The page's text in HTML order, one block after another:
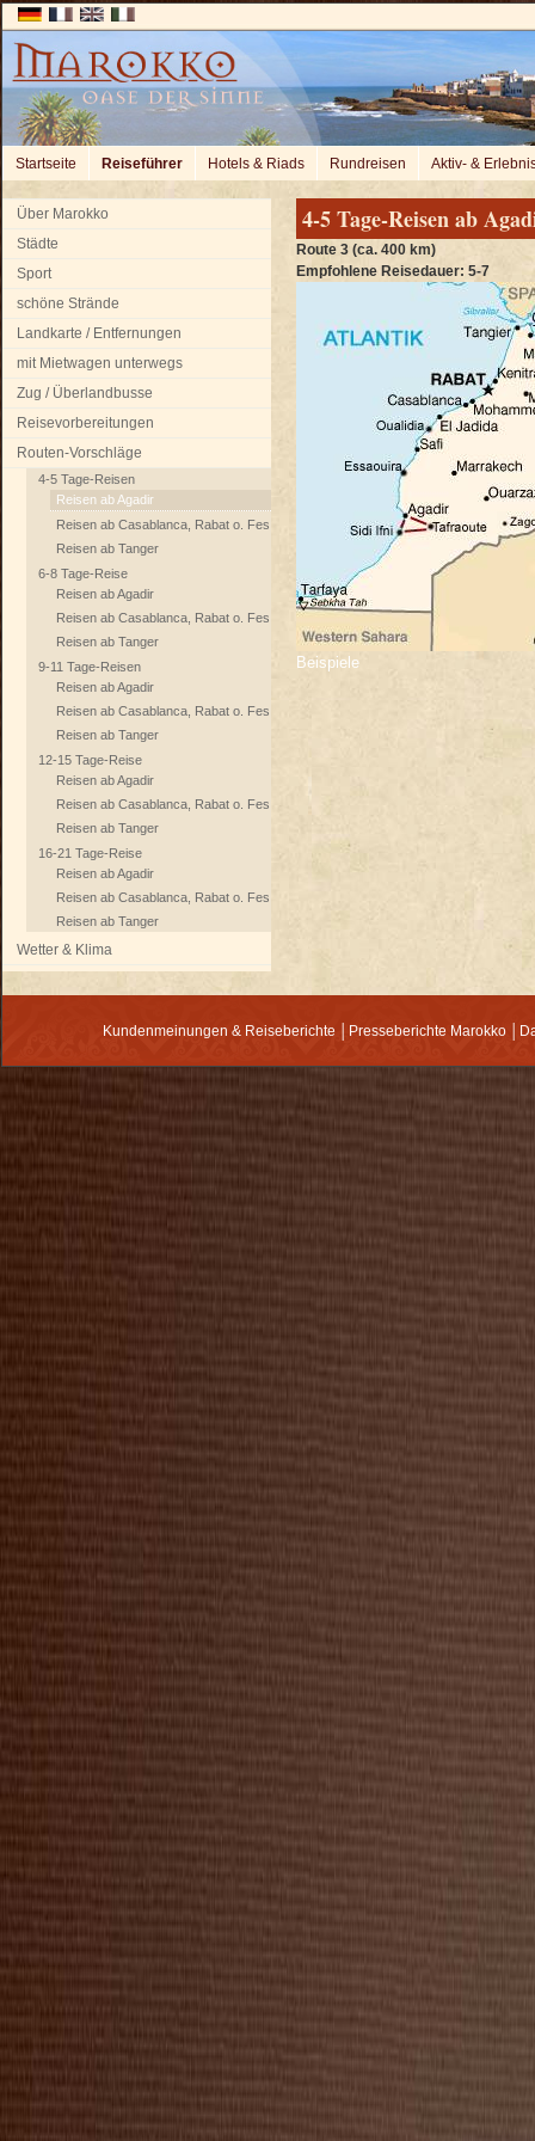
Startseite Reiseführer Hotels & Riads Rundreisen Aktiv- &
Über Marokko
Städte
Sport
schöne Strände
Landkarte / Entfernungen
mit Mietwagen unterwegs
Zug / Überlandbusse
Reisevorbereitungen
Routen-Vorschläge
4-5 Tage-Reisen
Reisen ab Agadir
Reisen ab Casablanca, Rabat o. Fes
Reisen ab Tanger
6-8 Tage-Reise
Reisen ab Agadir
Reisen ab Casablanca, Rabat o. Fes
Reisen ab Tanger
9-11 Tage-Reisen
Reisen ab Agadir
Reisen ab Casablanca, Rabat o. Fes
Reisen ab Tanger
12-15 Tage-Reise
Reisen ab Agadir
Reisen ab Casablanca, Rabat o. Fes
Reisen ab Tanger
16-21 Tage-Reise
Reisen ab Agadir
Reisen ab Casablanca, Rabat o. Fes
Reisen ab Tanger
Wetter & Klima
4-5 Tage-Reisen ab
Route 3 (ca. 400 km)
Empfohlene Reisedauer: 5-7
Beispiele
Kundenmeinungen & Reiseberichte Presseberichte Marokko